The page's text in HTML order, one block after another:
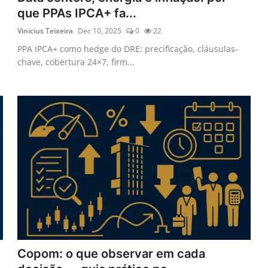
que PPAs IPCA+ fa...
Vinicius Teixeira Dec 10, 2025 0 22
PPA IPCA+ como hedge do DRE: precificação, cláusulas-
chave, cobertura 24×7, firm...
Copom: o que observar em cada